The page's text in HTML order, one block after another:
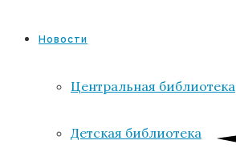
Новости
Центральная библиотека
Детская библиотека